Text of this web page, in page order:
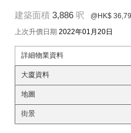
建築面積 3,886 呎 @HK$
上次升價日期 2022年01月20日
詳細物業資料
大廈資料
地圖
街景